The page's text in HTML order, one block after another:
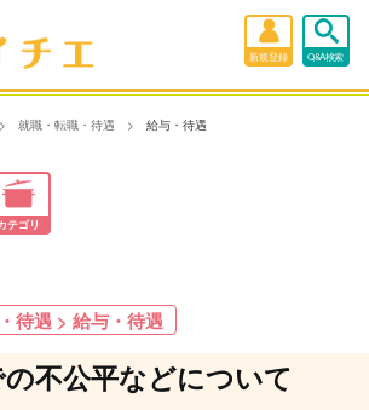
新規登録 Q&A検索
就職・転職・待遇 給与・待遇
テゴリ
待遇 > 給与・待遇
不公平などについて